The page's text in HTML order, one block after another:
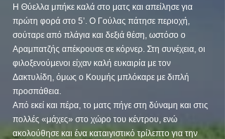
Η Θύελλα μπήκε καλά στο ματς και απείλησε για
πρώτη φορά στο 5’. Ο Γούλας πάτησε περιοχή,
σούταρε από πλάγια και δεξιά θέση, ωστόσο ο
Αραμπατζής απέκρουσε σε κόρνερ. Στη συνέχεια, οι
φιλοξενούμενοι είχαν καλή ευκαιρία με τον
Δακτυλίδη, όμως ο Κουμής μπλόκαρε με διπλή
προσπάθεια.
Από εκεί και πέρα, το ματς πήγε στη δύναμη και στις
πολλές «μάχες» στο χώρο του κέντρου, ενώ
ακολούθησε και ένα καταιγιστικό τρίλεπτο για την